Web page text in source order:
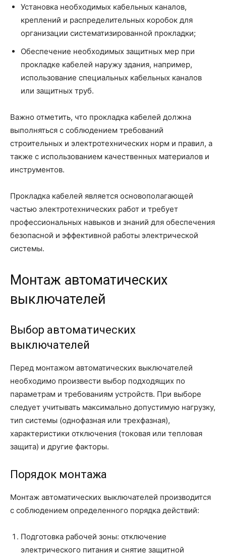
Установка необходимых кабельных каналов,
креплений и распределительных коробок для
организации систематизированной прокладки;
Обеспечение необходимых защитных мер при
прокладке кабелей наружу здания, например,
использование специальных кабельных каналов
или защитных труб.
Важно отметить, что прокладка кабелей должна
выполняться с соблюдением требований
строительных и электротехнических норм и правил, а
также с использованием качественных материалов и
инструментов.
Прокладка кабелей является основополагающей
частью электротехнических работ и требует
профессиональных навыков и знаний для обеспечения
безопасной и эффективной работы электрической
системы.
Монтаж автоматических
выключателей
Выбор автоматических
выключателей
Перед монтажом автоматических выключателей
необходимо произвести выбор подходящих по
параметрам и требованиям устройств. При выборе
следует учитывать максимально допустимую нагрузку,
тип системы (однофазная или трехфазная),
характеристики отключения (токовая или тепловая
защита) и другие факторы.
Порядок монтажа
Монтаж автоматических выключателей производится
с соблюдением определенного порядка действий:
Подготовка рабочей зоны: отключение
электрического питания и снятие защитной